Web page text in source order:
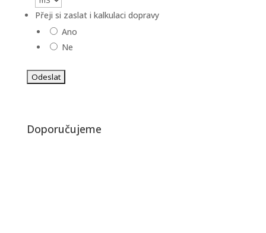
Přeji si zaslat i kalkulaci dopravy
Ano
Ne
Doporučujeme